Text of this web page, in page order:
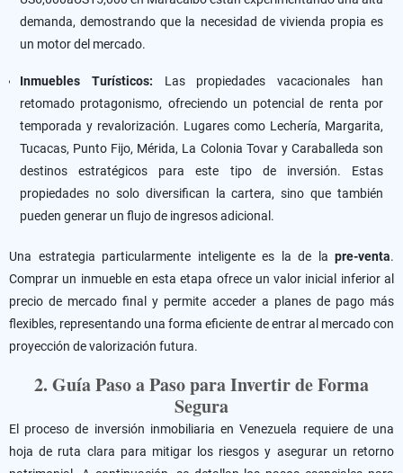
demanda, demostrando que la necesidad de vivienda propia es
un motor del mercado.
Inmuebles Turísticos: Las propiedades vacacionales han
retomado protagonismo, ofreciendo un potencial de renta por
temporada y revalorización. Lugares como Lechería, Margarita,
Tucacas, Punto Fijo, Mérida, La Colonia Tovar y Caraballeda son
destinos estratégicos para este tipo de inversión. Estas
propiedades no solo diversifican la cartera, sino que también
pueden generar un flujo de ingresos adicional.
Una estrategia particularmente inteligente es la de la pre-venta.
Comprar un inmueble en esta etapa ofrece un valor inicial inferior al
precio de mercado final y permite acceder a planes de pago más
flexibles, representando una forma eficiente de entrar al mercado con
proyección de valorización futura.
2. Guía Paso a Paso para Invertir de Forma
Segura
El proceso de inversión inmobiliaria en Venezuela requiere de una
hoja de ruta clara para mitigar los riesgos y asegurar un retorno